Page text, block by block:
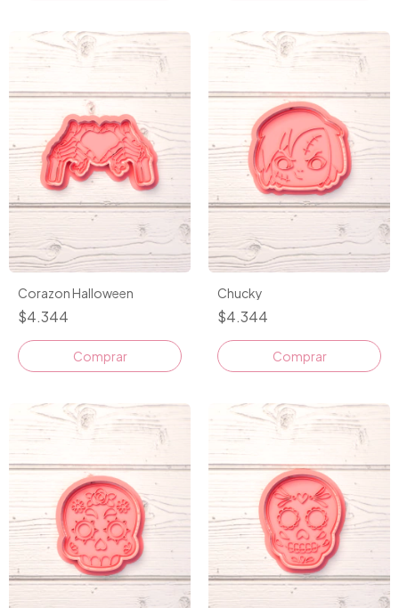
Corazon Halloween
$4.344
Comprar
Chucky
$4.344
Comprar